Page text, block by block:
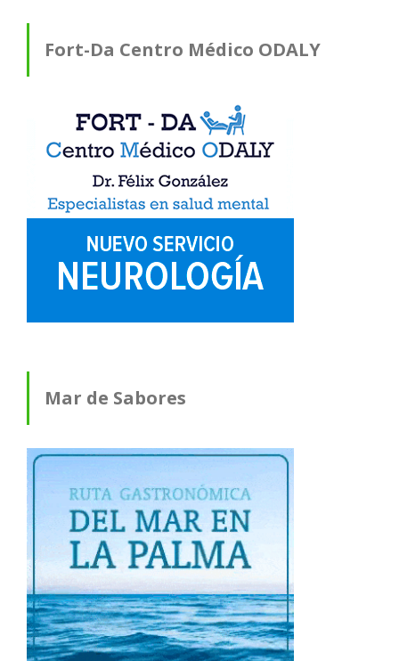
Fort-Da Centro Médico ODALY
Mar de Sabores